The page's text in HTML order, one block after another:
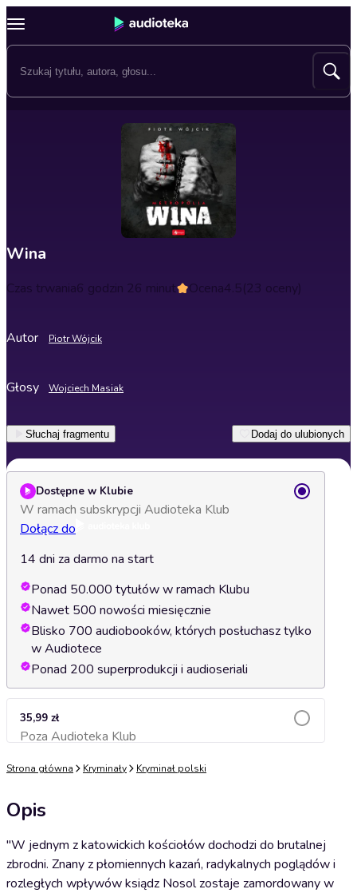
Wina
Czas trwania6 godzin 26 minut Ocena4.5(23 oceny)
Autor Piotr Wójcik
Głosy Wojciech Masiak
Słuchaj fragmentu Dodaj do ulubionych
Dostępne w Klubie
W ramach subskrypcji Audioteka Klub
Dołącz do
14 dni za darmo na start
Ponad 50.000 tytułów w ramach Klubu
Nawet 500 nowości miesięcznie
Blisko 700 audiobooków, których posłuchasz tylko
w Audiotece
Ponad 200 superprodukcji i audioseriali
35,99 zł
Poza Audioteka KlubDodaj do koszyka
Strona główna Kryminały Kryminał polski
Opis
"W jednym z katowickich kościołów dochodzi do brutalnej
zbrodni. Znany z płomiennych kazań, radykalnych poglądów i
rozległych wpływów ksiądz Nosol zostaje zamordowany w